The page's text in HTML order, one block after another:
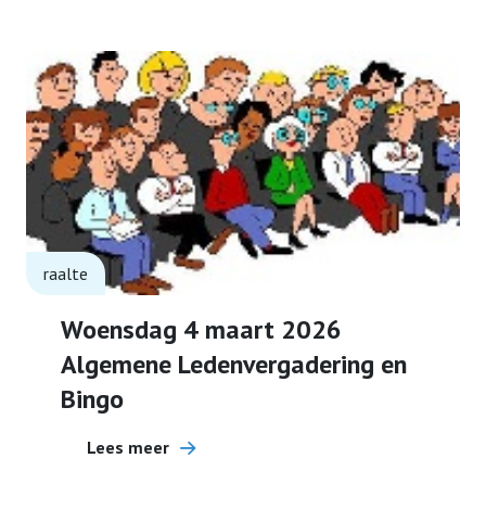
raalte
Woensdag 4 maart 2026
Algemene Ledenvergadering en
Bingo
Lees meer